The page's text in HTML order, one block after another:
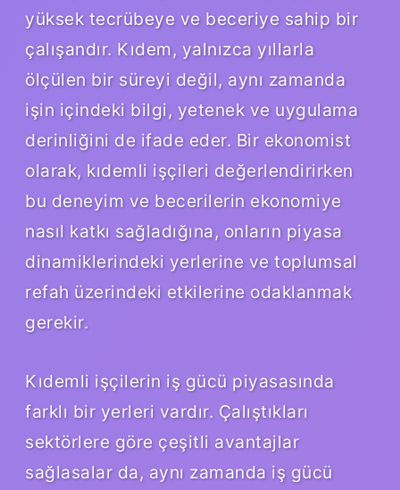
yüksek tecrübeye ve beceriye sahip bir
çalışandır. Kıdem, yalnızca yıllarla
ölçülen bir süreyi değil, aynı zamanda
işin içindeki bilgi, yetenek ve uygulama
derinliğini de ifade eder. Bir ekonomist
olarak, kıdemli işçileri değerlendirirken
bu deneyim ve becerilerin ekonomiye
nasıl katkı sağladığına, onların piyasa
dinamiklerindeki yerlerine ve toplumsal
refah üzerindeki etkilerine odaklanmak
gerekir.
Kıdemli işçilerin iş gücü piyasasında
farklı bir yerleri vardır. Çalıştıkları
sektörlere göre çeşitli avantajlar
sağlasalar da, aynı zamanda iş gücü